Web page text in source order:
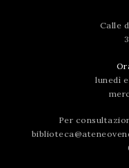
Calle
lunedì
Per